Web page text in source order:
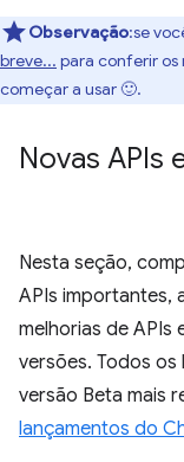
Observação:se
breve... para conferir os
começar a usar 🙂.
Novas APIs
Nesta seção,
APIs importantes,
melhorias de APIs
versões. Todos
versão Beta mais
lançamentos do